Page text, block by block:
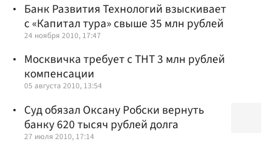
Банк Развития Технологий взыскивает
с «Капитал тура» свыше 35 млн рублей
24 ноября 2010, 17:47
Москвичка требует с ТНТ 3 млн рублей
компенсации
05 августа 2010, 13:54
Суд обязал Оксану Робски вернуть
банку 620 тысяч рублей долга
27 июля 2010, 17:14